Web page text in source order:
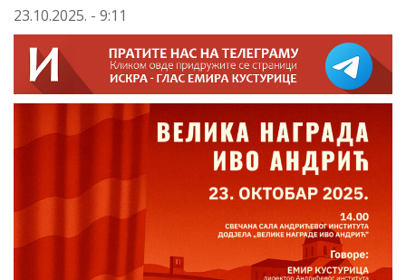
23.10.2025. - 9:11